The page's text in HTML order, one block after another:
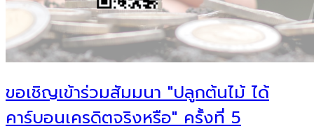
ขอเชิญเข้าร่วมสัมมนา "ปลูกต้นไม้ ได้
คาร์บอนเครดิตจริงหรือ" ครั้งที่ 5